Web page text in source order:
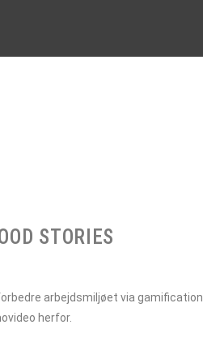
STORIES
arbejdsmiljøet via gamification.
herfor.